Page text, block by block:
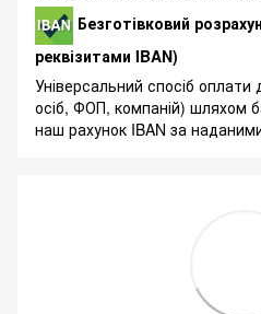
Безготівковий
реквізитами IBAN)
Універсальний спосіб оплати
осіб, ФОП, компаній) шляхом
наш рахунок IBAN за